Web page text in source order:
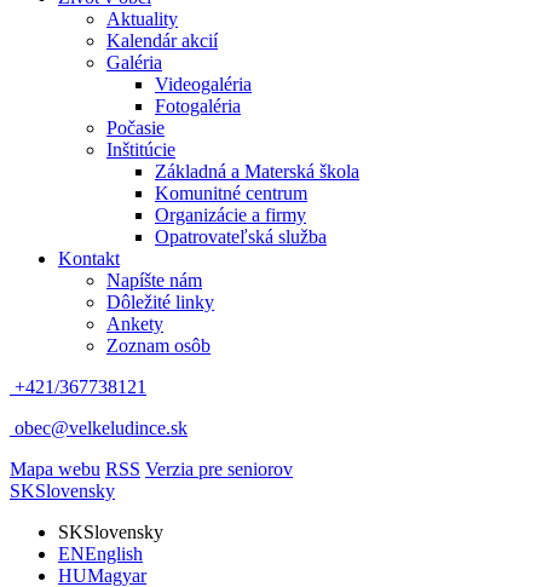
Aktuality
Kalendár akcií
Galéria
Videogaléria
Fotogaléria
Počasie
Inštitúcie
Základná a Materská škola
Komunitné centrum
Organizácie a firmy
Opatrovateľská služba
Kontakt
Napíšte nám
Dôležité linky
Ankety
Zoznam osôb
+421/367738121
obec@velkeludince.sk
Mapa webu RSS Verzia pre seniorov
SKSlovensky
SKSlovensky
ENEnglish
HUMagyar